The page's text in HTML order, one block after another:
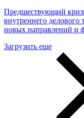
Предшествующий
внутреннего делового
новых направлений и
Загрузить еще